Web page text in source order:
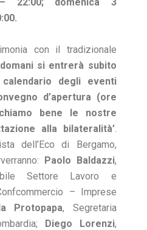
con il tradizionale
si entrerà subito
degli eventi
d’apertura (ore
bene le nostre
alla bilateralità’.
dell’Eco di Bergamo,
Paolo Baldazzi,
Settore Lavoro e
– Imprese
Protopapa, Segretaria
Diego Lorenzi,